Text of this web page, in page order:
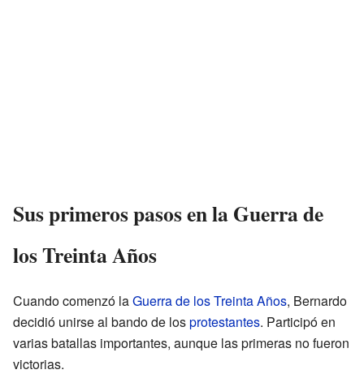
Sus primeros pasos en la Guerra de
los Treinta Años
Cuando comenzó laGuerra de los Treinta Años, Bernardo
decidió unirse al bando de losprotestantes. Participó en
varias batallas importantes, aunque las primeras no fueron
victorias.